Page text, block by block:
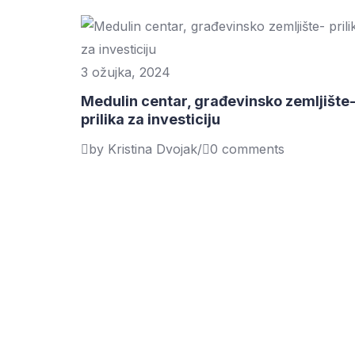
3 ožujka, 2024
Medulin centar, građevinsko zemljište-
prilika za investiciju
by Kristina Dvojak/ 0 comments